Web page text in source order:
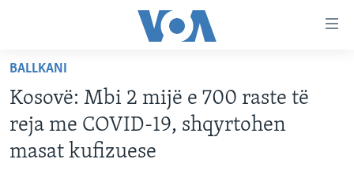
faqen
kryesore
tek
faqja
FAQJA KRYESORE
AMERIKA
DITARI
BALLKANI
Kosovë: Mbi 2 mijë e 700 raste të
reja me COVID-19, shqyrtohen
masat kufizuese